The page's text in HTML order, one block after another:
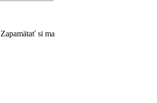
Zapamätať si ma